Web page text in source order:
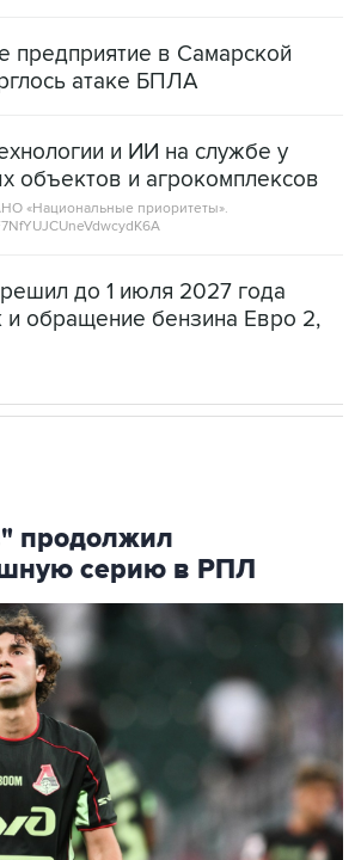
в Самарской
атаке БПЛА
и ИИ на службе у
объектов и агрокомплексов
«Национальные приоритеты».
до 1 июля 2027 года
и обращение бензина Евро 2,
продолжил
серию в РПЛ